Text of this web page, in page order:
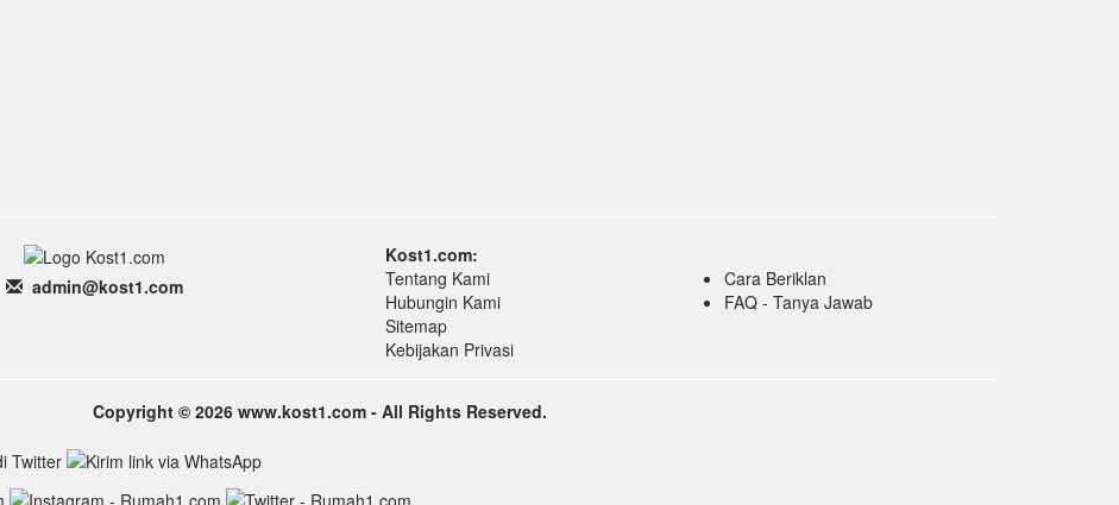
admin@kost1.com
Kost1.com:
Tentang Kami
Hubungin Kami
Sitemap
Kebijakan Privasi
Cara Beriklan
FAQ - Tanya Jawab
Copyright © 2026 www.kost1.com - All Rights Reserved.